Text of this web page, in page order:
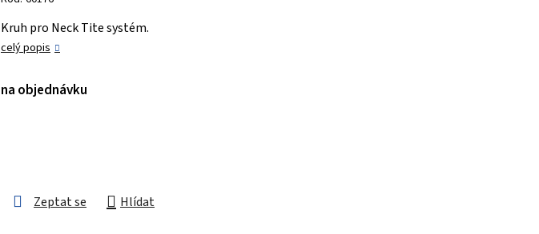
0,0
z 5
Kruh pro Neck Tite systém.
celý popis
na objednávku
Zeptat se Hlídat